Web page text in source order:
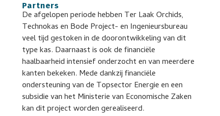
Partners
De afgelopen periode hebben Ter Laak Orchids,
Technokas en Bode Project- en Ingenieursbureau
veel tijd gestoken in de doorontwikkeling van dit
type kas. Daarnaast is ook de financiële
haalbaarheid intensief onderzocht en van meerdere
kanten bekeken. Mede dankzij financiële
ondersteuning van de Topsector Energie en een
subsidie van het Ministerie van Economische Zaken
kan dit project worden gerealiseerd.